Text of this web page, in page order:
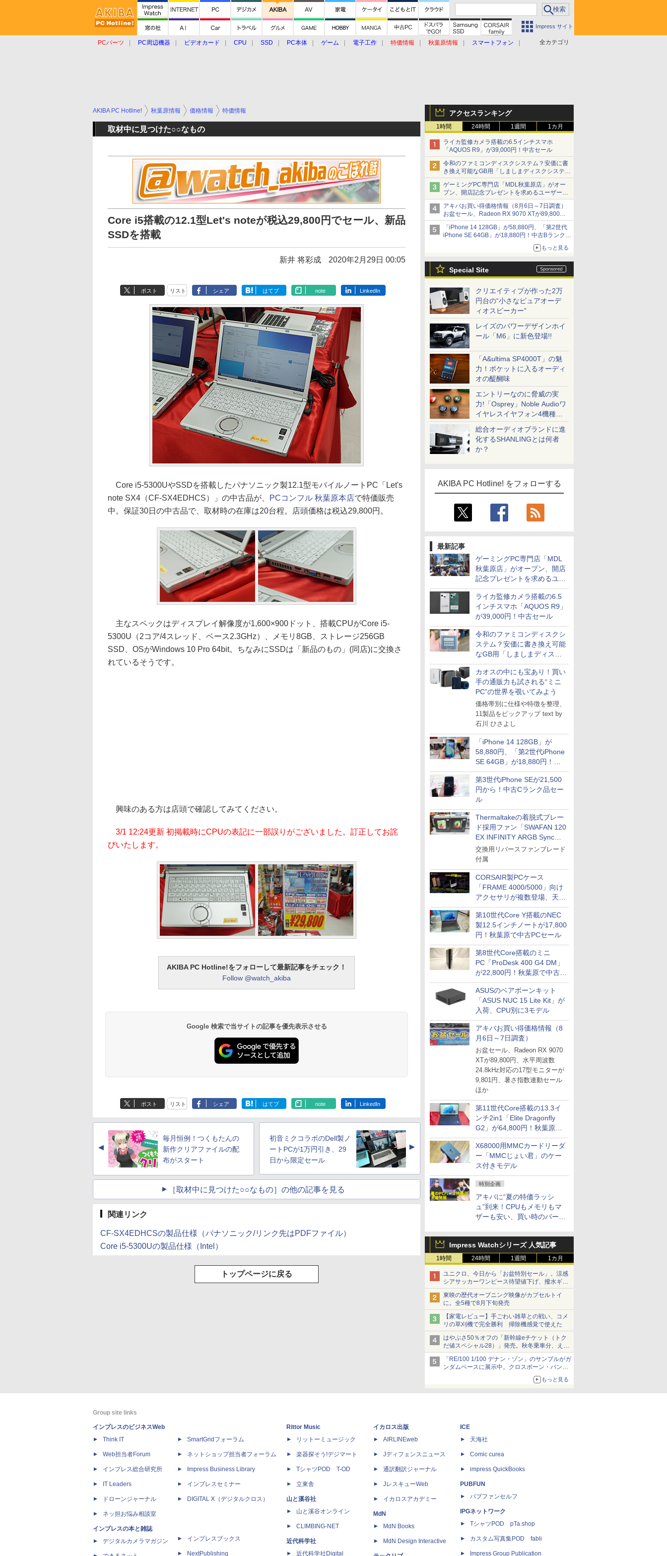
Impress サイト
全カテゴリ
PCパーツ PC周辺機器 ビデオカード CPU SSD PC本体 ゲーム 電子工作 特価情報 秋葉原情報
スマートフォン
アクセスランキング
1時間 24時間 1週間 1カ月
ライカ監修カメラ搭載の6.5インチスマホ
「AQUOS R9」が39,000円！中古セール
令和のファミコンディスクシステム？安価に書
き換え可能なGB用「しましまディスクシステ
ム」
ゲーミングPC専門店「MDL秋葉原店」がオー
プン、開店記念プレゼントを求めるユーザーが
押し寄せ長蛇の列に
アキバお買い得価格情報（8月6日～7日調査）
お盆セール、Radeon RX 9070 XTが89,800
円、水平周波数24.8kHz対応の17型モニターが
9,801円、暑さ指数連動セール ほか
「iPhone 14 128GB」が58,880円、「第2世代
iPhone SE 64GB」が18,880円！中古Bランク品
もっと見る
Special Site
クリエイティブが作った2万
円台の“小さなピュアオーデ
ィオスピーカー”
レイズのパワーデザインホイ
ール「M6」に新色登場!!
「A&ultima SP4000T」の魅
力！ポケットに入るオーディ
オの醍醐味
エントリーなのに脅威の実
力!「Osprey」Noble Audioワ
イヤレスイヤフォン4機種を
一気に聴く
総合オーディオブランドに進
化するSHANLINGとは何者
か？
AKIBA PC Hotline! をフォローする
最新記事
ゲーミングPC専門店「MDL
秋葉原店」がオープン、開店
記念プレゼントを求めるユー
ザーが押し寄せ長蛇の列に
ライカ監修カメラ搭載の6.5
インチスマホ「AQUOS R9」
が39,000円！中古セール
令和のファミコンディスクシ
ステム？安価に書き換え可能
なGB用「しましまディスク
システム」
カオスの中にも宝あり！買い
手の通販力も試される“ミニ
PC”の世界を覗いてみよう
価格帯別に仕様や特徴を整理、
11製品をピックアップ text by
石川 ひさよし
「iPhone 14 128GB」が
58,880円、「第2世代iPhone
SE 64GB」が18,880円！中
古Bランク品セール
第3世代iPhone SEが21,500
円から！中古Cランク品セー
ル
Thermaltakeの着脱式ブレー
ド採用ファン「SWAFAN 120
EX INFINITY ARGB Sync」
に単品パッケージ
交換用リバースファンブレード
付属
CORSAIR製PCケース
「FRAME 4000/5000」向け
アクセサリが複数登場、天然
木製パネルや背面コネクタ対
応トレイなど
第10世代Core Y搭載のNEC
製12.5インチノートが17,800
円！秋葉原で中古PCセール
第8世代Core搭載のミニ
PC「ProDesk 400 G4 DM」
が22,800円！秋葉原で中古
PCセール
ASUSのベアボーンキット
「ASUS NUC 15 Lite Kit」が
入荷、CPU別に3モデル
アキバお買い得価格情報（8
月6日～7日調査）
お盆セール、Radeon RX 9070
XTが89,800円、水平周波数
24.8kHz対応の17型モニターが
9,801円、暑さ指数連動セール
ほか
第11世代Core搭載の13.3イ
ンチ2in1「Elite Dragonfly
G2」が64,800円！秋葉原で
中古PCセール
X68000用MMCカードリーダ
ー「MMCじょい君」のケー
ス付きモデル
特別企画
アキバに“夏の特価ラッシ
ュ”到来！CPUもメモリもマ
ザーも安い、買い時のパーツ
Impress Watchシリーズ 人気記事
1時間 24時間 1週間 1カ月
ユニクロ、今日から「お盆特別セール」。涼感
シアサッカーワンピース待望値下げ、撥水ギア
ショーツは1990円に
東映の歴代オープニング映像がカプセルトイ
に。全5種で8月下旬発売
【家電レビュー】手ごわい雑草との戦い、コメ
リの草刈機で完全勝利 掃除機感覚で使えた
はやぶさ50％オフの「新幹線eチケット（トク
だ値スペシャル28）」発売。秋冬乗車分、えき
ねっと限定
「RE/100 1/100 デナン・ゾン」のサンプルがガ
ンダムベースに展示中。クロスボーン・バンガ
ードの制式量産機が間もなく発送【ガンダムベ
もっと見る
AKIBA PC Hotline! 秋葉原情報 価格情報 特価情報
取材中に見つけた○○なもの
Core i5搭載の12.1型Let's noteが税込29,800円でセール、新品
SSDを搭載
新井 将彩成 2020年2月29日 00:05
ポスト リスト シェア はてブ note LinkedIn
Core i5-5300UやSSDを搭載したパナソニック製12.1型モバイルノートPC「Let's
note SX4（CF-SX4EDHCS）」の中古品が、
PCコンフル 秋葉原本店で特価販売
中。保証30日の中古品で、取材時の在庫は20台程。店頭価格は税込29,800円。
主なスペックはディスプレイ解像度が1,600×900ドット、搭載CPUがCore i5-
5300U（2コア/4スレッド、ベース2.3GHz）、メモリ8GB、ストレージ256GB
SSD、OSがWindows 10 Pro 64bit。ちなみにSSDは「新品のもの」(同店)に交換さ
れているそうです。
興味のある方は店頭で確認してみてください。
3/1 12:24更新 初掲載時にCPUの表記に一部誤りがございました。訂正してお詫
びいたします。
AKIBA PC Hotline!をフォローして最新記事をチェック！
Follow @watch_akiba
Google 検索で当サイトの記事を優先表示させる
ポスト リスト シェア はてブ note LinkedIn
▲
毎月恒例！つくもたんの
新作クリアファイルの配
布がスタート
初音ミクコラボのDell製ノ
ートPCが1万円引き、29
日から限定セール
▲
［取材中に見つけた○○なもの］の他の記事を見る
関連リンク
CF-SX4EDHCSの製品仕様（パナソニック/リンク先はPDFファイル）
Core i5-5300Uの製品仕様（Intel）
トップページに戻る
Group site links
インプレスのビジネスWeb
Think IT
Web担当者Forum
インプレス総合研究所
IT Leaders
ドローンジャーナル
ネッ担お悩み相談室
インプレスの本と雑誌
デジタルカメラマガジン
SmartGridフォーラム
ネットショップ担当者フォーラム
Impress Business Library
インプレスセミナー
DIGITAL X（デジタルクロス）
インプレスブックス
NextPublishing
Rittor Music
リットーミュージック
楽器探そう!デジマート
TシャツPOD T-OD
立東舎
山と溪谷社
山と溪谷オンライン
CLIMBING-NET
近代科学社
近代科学社Digital
イカロス出版
AIRLINEweb
Jディフェンスニュース
通訳翻訳ジャーナル
JレスキューWeb
イカロスアカデミー
MdN
MdN Books
MdN Design Interactive
ICE
天海社
Comic curea
impress QuickBooks
PUBFUN
パブファンセルフ
IPGネットワーク
TシャツPOD pTa.shop
カスタム写真集POD fabli
Impress Group Publication